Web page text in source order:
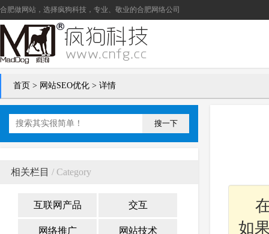
合肥做网站 ，选择疯狗科技，专业、敬业的合肥网络公司
首页 > 网站SEO优化 > 详情
搜一下
相关栏目 / Category
互联网产品 交互
网络推广 网站技术
如